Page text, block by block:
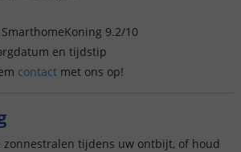
9.2/10
en tijdstip
contact met ons op!
zonnestralen tijdens uw ontbijt, of houd